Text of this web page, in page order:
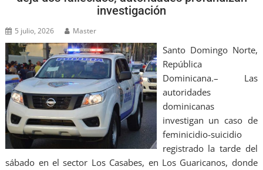
investigación
5 julio, 2026 Master
Santo Domingo Norte,
República
Dominicana.– Las
autoridades
dominicanas
investigan un caso de
feminicidio-suicidio
registrado la tarde del
sábado en el sector Los Casabes, en Los Guaricanos, donde